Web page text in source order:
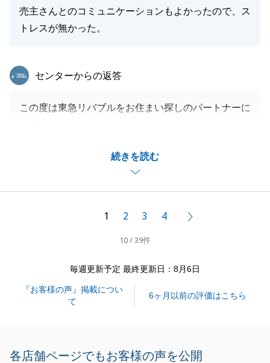
売主さんとのコミュニケーションもよかったので、ス
トレスが無かった。
続きを読む
東急リバブル
センターからの返答
この度は東急リバブルをお住まい探しのパートナーに
しく思っております。
ご契約からお引き渡しまで様々な手続きがございまし
たがその都度、すぐにご対応頂き、余裕をもって安全
ご家族様、健康で末永く楽しくお過ごしくださいま
せ。
1 2 3 4
10 / 39件
毎週更新予定 最終更新日：8月6日
『お客様の声』掲載につい
て
6ヶ月以前の評価はこちら
各店舗ページでもお客様の声を公開